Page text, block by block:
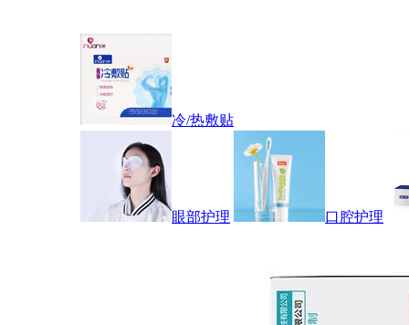
冷/热敷贴
眼部护理 口腔护理